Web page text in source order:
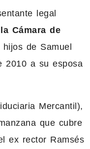
legal
Cámara de
de Samuel
2010 a su esposa
Mercantil),
que cubre
ex rector Ramsés